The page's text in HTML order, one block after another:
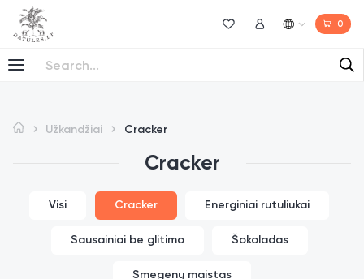
Norų sąrašas
Mano paskyra 0
Užkandžiai Cracker
Cracker
Visi Cracker Energiniai rutuliukai
Sausainiai be glitimo Šokoladas
Smegenų maistas